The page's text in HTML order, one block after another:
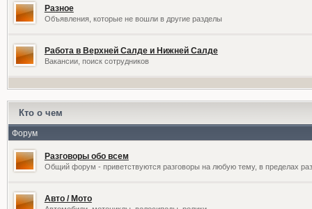
Разное
Объявления, которые не вошли в другие разделы
Работа в Верхней Салде и Нижней Салде
Вакансии, поиск сотрудников
Кто о чем
Форум
Разговоры обо всем
Общий форум - приветствуются разговоры на любую тему, в пределах
Авто / Мото